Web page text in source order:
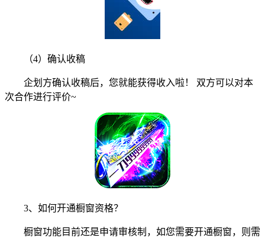
（4）确认收稿
企划方确认收稿后，您就能获得收入啦！ 双方可以对本
次合作进行评价~
3、如何开通橱窗资格？
橱窗功能目前还是申请审核制，如您需要开通橱窗，则需